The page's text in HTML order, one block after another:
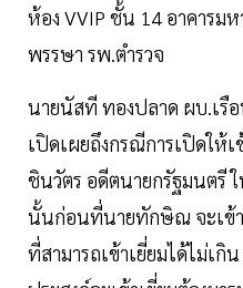
ห้อง VVIP ชั้น 14 อาคารม
พรรษา รพ.ตำรวจ
นายนัสที ทองปลาด ผบ.เรื
เปิดเผยถึงกรณีการเปิดให้
ชินวัตร อดีตนายกรัฐมนตรี
นั้นก่อนที่นายทักษิณ จะเข้า
ที่สามารถเข้าเยี่ยมได้ไม่เ